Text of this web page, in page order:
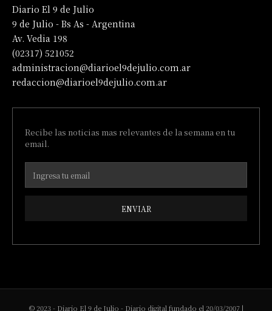
Diario El 9 de Julio
9 de Julio - Bs As - Argentina
Av. Vedia 198
(02317) 521052
administracion@diarioel9dejulio.com.ar
redaccion@diarioel9dejulio.com.ar
Recibe las noticias mas relevantes de la semana en tu
email.
ENVIAR
© 2023 - Diario El 9 de Julio - Diario digital fundado el 20/03/2007 |